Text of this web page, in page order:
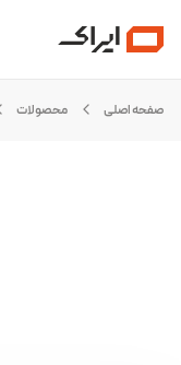
صفحه اصلی محصولات